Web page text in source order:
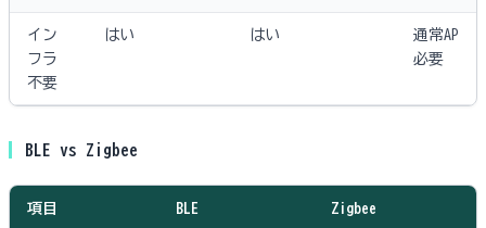
イン
フラ
不要
はい はい
通常AP
必要
BLE vs Zigbee
項目 BLE Zigbee